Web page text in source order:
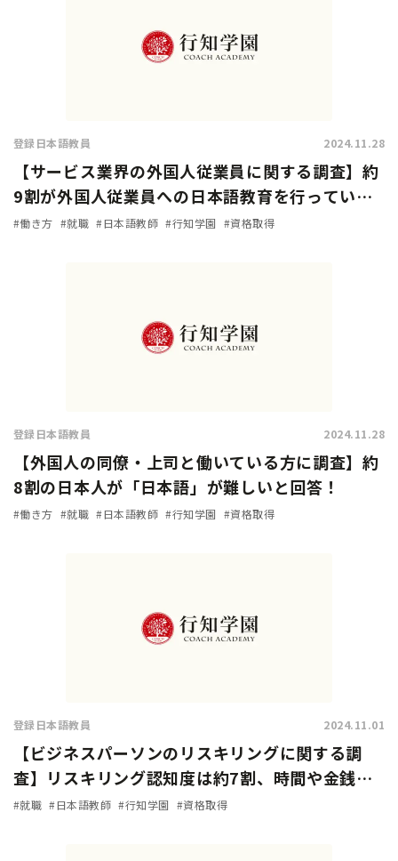
登録日本語教員 2024.11.28
【サービス業界の外国人従業員に関する調査】約
9割が外国人従業員への日本語教育を行っている
と回答。加速化する『登録日本語教員』の需要！
#働き方 #就職 #日本語教師 #行知学園 #資格取得
登録日本語教員 2024.11.28
【外国人の同僚・上司と働いている方に調査】約
8割の日本人が「日本語」が難しいと回答！
#働き方 #就職 #日本語教師 #行知学園 #資格取得
登録日本語教員 2024.11.01
【ビジネスパーソンのリスキリングに関する調
査】リスキリング認知度は約7割、時間や金銭的
余裕があれば「挑戦したい」人は9割に上る
#就職 #日本語教師 #行知学園 #資格取得